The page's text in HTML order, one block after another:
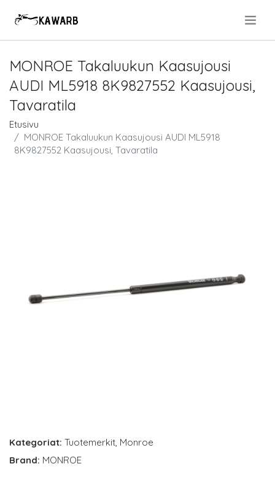
MONROE Takaluukun Kaasujousi
AUDI ML5918 8K9827552 Kaasujousi,
Tavaratila
Etusivu
MONROE Takaluukun Kaasujousi AUDI ML5918
8K9827552 Kaasujousi, Tavaratila
Kategoriat: Tuotemerkit, Monroe
Brand: MONROE